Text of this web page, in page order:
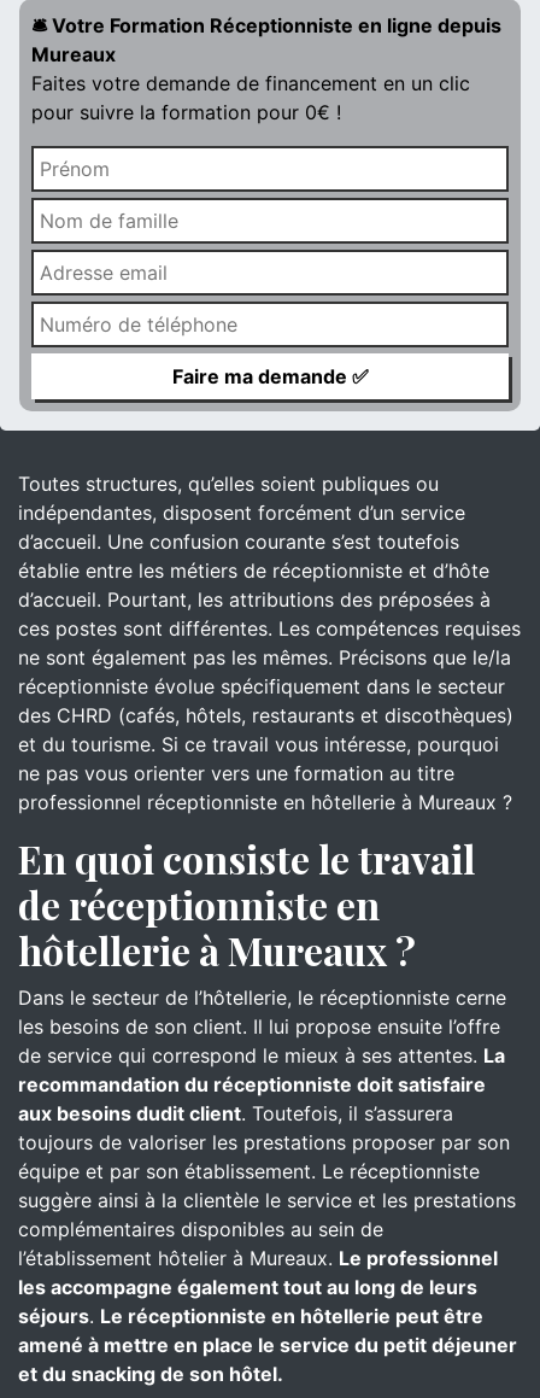
🛎️ Votre Formation Réceptionniste en ligne depuis
Mureaux
Faites votre demande de financement en un clic
pour suivre la formation pour 0€ !
Toutes structures, qu’elles soient publiques ou
indépendantes, disposent forcément d’un service
d’accueil. Une confusion courante s’est toutefois
établie entre les métiers de réceptionniste et d’hôte
d’accueil. Pourtant, les attributions des préposées à
ces postes sont différentes. Les compétences requises
ne sont également pas les mêmes. Précisons que le/la
réceptionniste évolue spécifiquement dans le secteur
des CHRD (cafés, hôtels, restaurants et discothèques)
et du tourisme. Si ce travail vous intéresse, pourquoi
ne pas vous orienter vers une formation au titre
professionnel réceptionniste en hôtellerie à Mureaux ?
En quoi consiste le travail
de réceptionniste en
hôtellerie à Mureaux ?
Dans le secteur de l’hôtellerie, le réceptionniste cerne
les besoins de son client. Il lui propose ensuite l’offre
de service qui correspond le mieux à ses attentes. La
recommandation du réceptionniste doit satisfaire
aux besoins dudit client. Toutefois, il s’assurera
toujours de valoriser les prestations proposer par son
équipe et par son établissement. Le réceptionniste
suggère ainsi à la clientèle le service et les prestations
complémentaires disponibles au sein de
l’établissement hôtelier à Mureaux. Le professionnel
les accompagne également tout au long de leurs
séjours. Le réceptionniste en hôtellerie peut être
amené à mettre en place le service du petit déjeuner
et du snacking de son hôtel.